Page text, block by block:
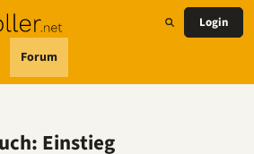
Forum
Login
Einstieg